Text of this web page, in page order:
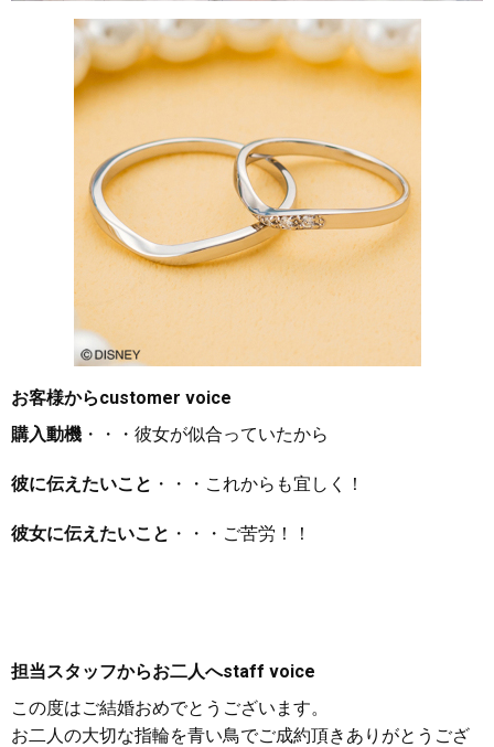
お客様からcustomer voice
購入動機 ・・・彼女が似合っていたから
彼に伝えたいこと ・・・これからも宜しく！
彼女に伝えたいこと ・・・ご苦労！！
担当スタッフからお二人へstaff voice
この度はご結婚おめでとうございます。
お二人の大切な指輪を青い鳥でご成約頂きありがとうござ